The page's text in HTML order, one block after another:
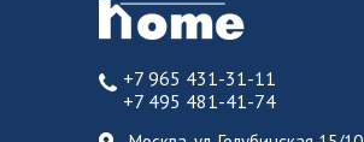
+7 965 431-31-11
+7 495 481-41-74